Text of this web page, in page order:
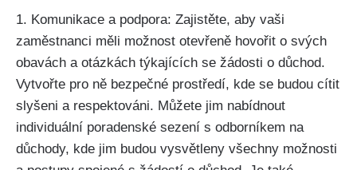
1. Komunikace a podpora: Zajistěte, aby vaši
zaměstnanci měli možnost otevřeně hovořit o svých
obavách a otázkách týkajících se žádosti o důchod.
Vytvořte pro ně bezpečné prostředí, kde se budou cítit
slyšeni a respektováni. Můžete jim nabídnout
individuální poradenské sezení s odborníkem na
důchody, kde jim budou vysvětleny všechny možnosti